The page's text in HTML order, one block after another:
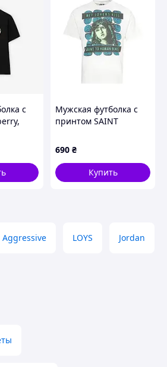
с
Мужская футболка с
принтом SAINT
XS
690 ₴
Купить
LOYS Jordan